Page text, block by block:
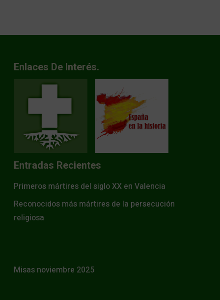
Enlaces De Interés.
Entradas Recientes
Primeros mártires del siglo XX en Valencia
Reconocidos más mártires de la persecución
religiosa
Misas noviembre 2025